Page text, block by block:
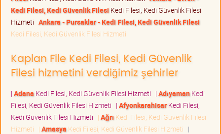
Kedi Filesi, Kedi Güvenlik Filesi Kedi Filesi, Kedi Güvenlik Filesi
Hizmeti Ankara - Pursaklar - Kedi Filesi, Kedi Güvenlik Filesi
Kedi Filesi, Kedi Güvenlik Filesi Hizmeti
Kaplan File Kedi Filesi, Kedi Güvenlik
Filesi hizmetini verdiğimiz şehirler
| Adana Kedi Filesi, Kedi Güvenlik Filesi Hizmeti | AdıyamanKedi
Filesi, Kedi Güvenlik Filesi Hizmeti | AfyonkarahisarKedi Filesi,
Kedi Güvenlik Filesi Hizmeti | Ağrı Kedi Filesi, Kedi Güvenlik Filesi
Hizmeti | Amasya Kedi Filesi, Kedi Güvenlik Filesi Hizmeti |